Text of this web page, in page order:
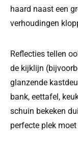
haard naast een
verhoudingen
Reflecties tellen
de kijklijn
glanzende
bank, eettafel,
schuin bekeken
perfecte plek